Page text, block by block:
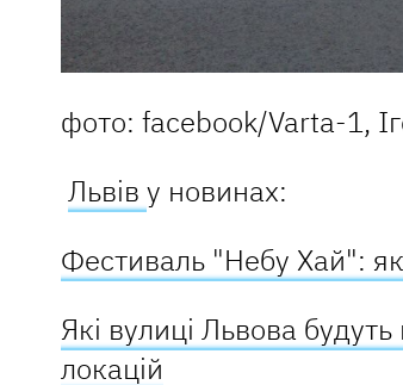
фото: facebook/Varta-1,
Львів у новинах:
Фестиваль "Небу Хай":
Які вулиці Львова
локацій